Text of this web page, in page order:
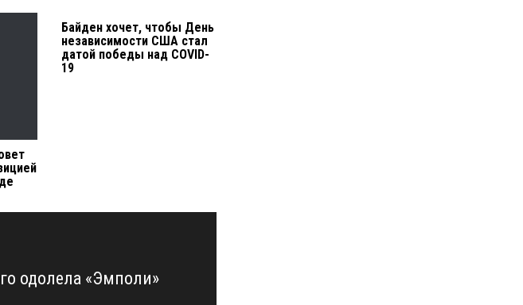
Байден хочет, чтобы День
независимости США стал
датой победы над COVID-
19
одолела «Эмполи»